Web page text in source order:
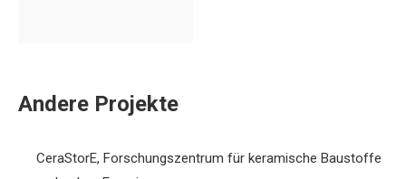
Andere Projekte
CeraStorE, Forschungszentrum für keramische Baustoffe